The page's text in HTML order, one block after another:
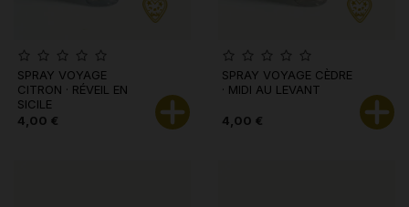
SPRAY VOYAGE
CITRON · RÉVEIL EN
SICILE
4,00 €
SPRAY VOYAGE CÈDRE
· MIDI AU LEVANT
4,00 €